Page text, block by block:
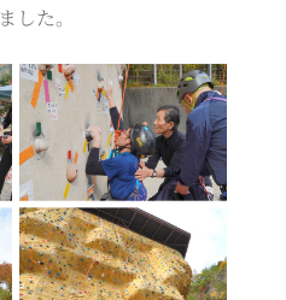
した。